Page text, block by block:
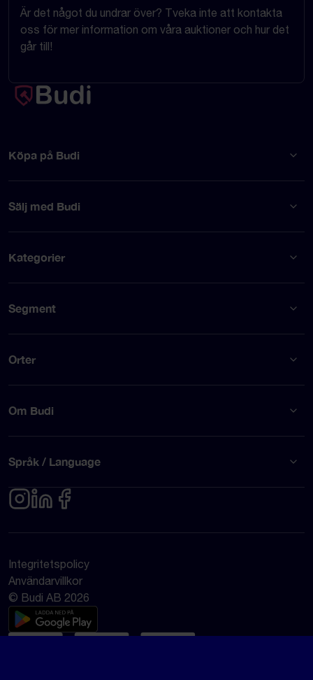
Är det något du undrar över? Tveka inte att kontakta
oss för mer information om våra auktioner och hur det
går till!
Köpa på Budi
Sälj med Budi
Kategorier
Segment
Orter
Om Budi
Språk / Language
Integritetspolicy
Användarvillkor
© Budi AB 2026